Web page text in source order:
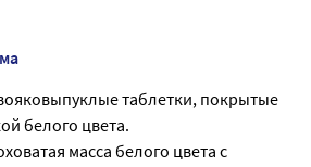
таблетки, покрытые
белого цвета.
масса белого цвета с